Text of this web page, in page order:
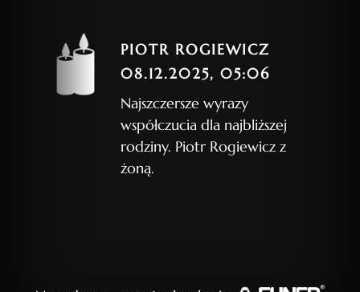
PIOTR ROGIEWICZ
08.12.2025, 05:06
Najszczersze wyrazy
współczucia dla najbliższej
rodziny. Piotr Rogiewicz z
żoną.